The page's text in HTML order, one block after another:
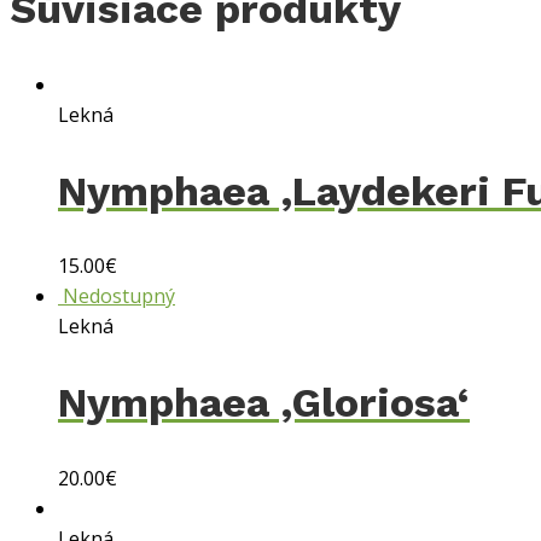
Lekná
Nymphaea ‚Laydekeri
15.00€
Nedostupný
Lekná
Nymphaea ‚Gloriosa‘
20.00€